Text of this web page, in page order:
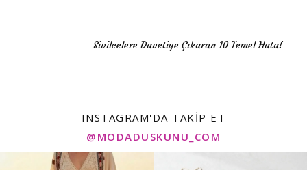
Sivilcelere Davetiye Çıkaran 10 Temel Hata!
INSTAGRAM'DA TAKIP ET
@MODADUSKUNU_COM